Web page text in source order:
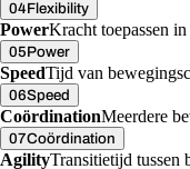
04Flexibility
PowerKracht toepassen
05Power
SpeedTijd van
06Speed
CoördinationMeerdere
07Coördination
AgilityTransitietijd tussen